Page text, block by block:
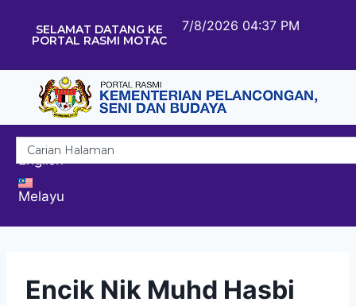
SELAMAT DATANG KE
PORTAL RASMI MOTAC
7/8/2026 04:37 PM
English
Melayu
Encik Nik Muhd Hasbi